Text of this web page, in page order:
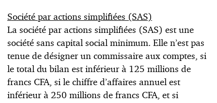
Société par actions simplifiées (SAS)
La société par actions simplifiées (SAS) est une
société sans capital social minimum. Elle n’est pas
tenue de désigner un commissaire aux comptes, si
le total du bilan est inférieur à 125 millions de
francs CFA, si le chiffre d’affaires annuel est
inférieur à 250 millions de francs CFA, et si